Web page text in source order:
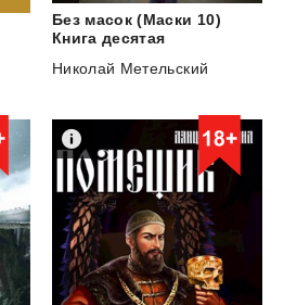
Без масок (Маски 10)
Книга десятая
Николай Метельский